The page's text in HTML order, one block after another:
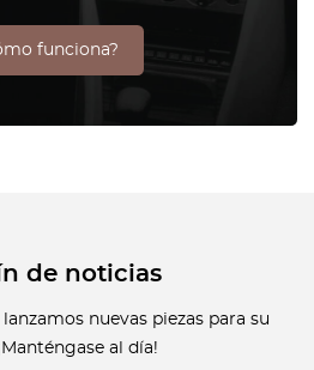
funciona?
de noticias
nuevas piezas para su
al día!